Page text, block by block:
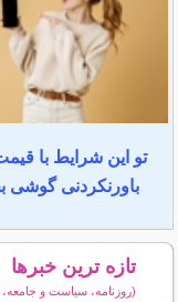
تو این شرایط با
باورنکردنی گوشی
تازه ترین خبرها
(روزنامه، سیاست و